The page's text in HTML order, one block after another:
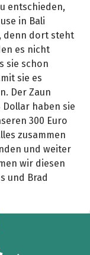
entschieden,
in Bali
denn dort steht
es nicht
sie schon
sie es
Der Zaun
Dollar haben sie
300 Euro
zusammen
und weiter
wir diesen
und Brad